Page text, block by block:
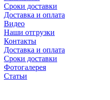
Сроки доставки
Доставка и оплата
Видео
Наши отгрузки
Контакты
Доставка и оплата
Сроки доставки
Фотогалерея
Статьи